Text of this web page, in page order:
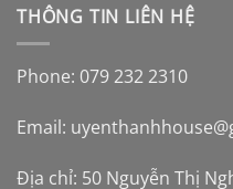
THÔNG TIN LIÊN HỆ
Phone: 079 232 2310
Email:
Địa chỉ: 50 Nguyễn Thị